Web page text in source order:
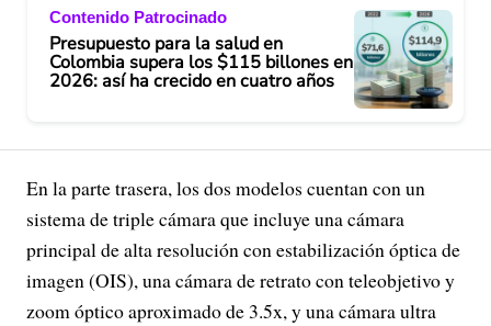
Contenido Patrocinado
Presupuesto para la salud en
Colombia supera los $115 billones en
2026: así ha crecido en cuatro años
En la parte trasera, los dos modelos cuentan con un
sistema de triple cámara que incluye una cámara
principal de alta resolución con estabilización óptica de
imagen (OIS), una cámara de retrato con teleobjetivo y
zoom óptico aproximado de 3.5x, y una cámara ultra